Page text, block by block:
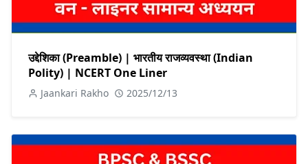
उद्देशिका (Preamble) | भारतीय राजव्यवस्था (Indian
Polity) | NCERT One Liner
Jaankari Rakho 2025/12/13